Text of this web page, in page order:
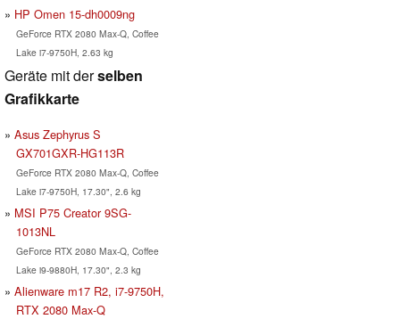
HP Omen 15-dh0009ng
GeForce RTX 2080 Max-Q, Coffee
Lake i7-9750H, 2.63 kg
Geräte mit derselben
Grafikkarte
Asus Zephyrus S
GX701GXR-HG113R
GeForce RTX 2080 Max-Q, Coffee
Lake i7-9750H, 17.30", 2.6 kg
MSI P75 Creator 9SG-
1013NL
GeForce RTX 2080 Max-Q, Coffee
Lake i9-9880H, 17.30", 2.3 kg
Alienware m17 R2, i7-9750H,
RTX 2080 Max-Q